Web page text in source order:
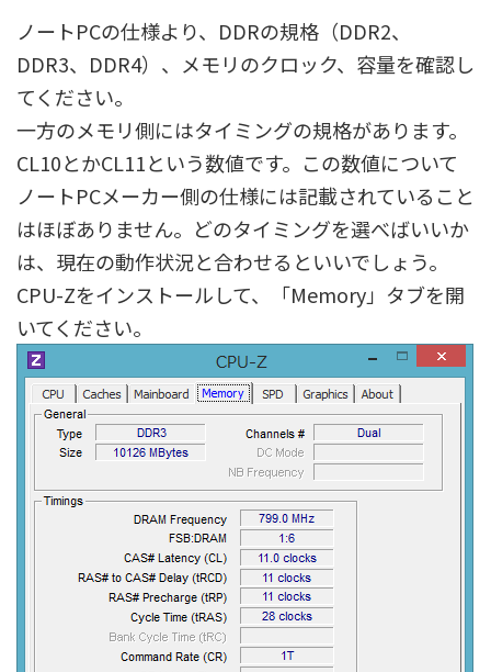
ノートPCの仕様より、DDRの規格（DDR2、
DDR3、DDR4）、メモリのクロック、容量を確認し
てください。
一方のメモリ側にはタイミングの規格があります。
CL10とかCL11という数値です。この数値について
ノートPCメーカー側の仕様には記載されていること
はほぼありません。どのタイミングを選べばいいか
は、現在の動作状況と合わせるといいでしょう。
CPU-Zをインストールして、「Memory」タブを開
いてください。